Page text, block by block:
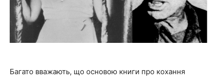
Багато вважають, що основою книги про кохання